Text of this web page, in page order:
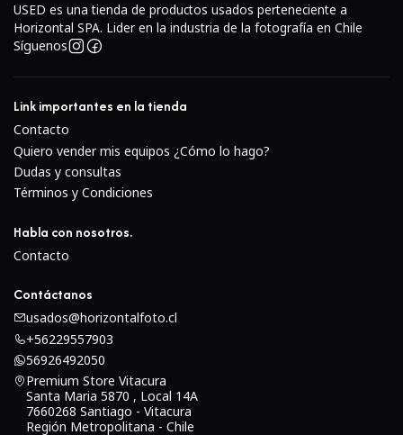
USED es una tienda de productos usados perteneciente a
Horizontal SPA. Lider en la industria de la fotografía en Chile
Síguenos
Link importantes en la tienda
Contacto
Quiero vender mis equipos ¿Cómo lo hago?
Dudas y consultas
Términos y Condiciones
Habla con nosotros.
Contacto
Contáctanos
usados@horizontalfoto.cl
+56229557903
56926492050
Premium Store Vitacura
Santa Maria 5870 , Local 14A
7660268 Santiago - Vitacura
Región Metropolitana - Chile